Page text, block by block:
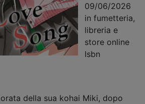
09/06/2026
in fumetteria,
libreria e
store online
Isbn
della sua kohai Miki, dopo